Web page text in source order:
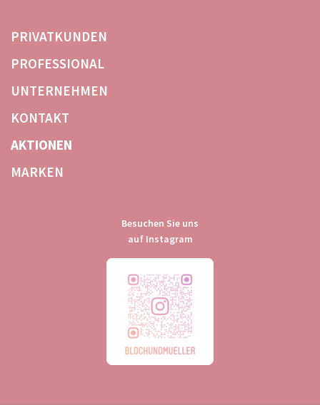
NAVIGATION
PRIVATKUNDEN
PROFESSIONAL
UNTERNEHMEN
KONTAKT
AKTIONEN
MARKEN
Besuchen Sie uns
auf Instagram